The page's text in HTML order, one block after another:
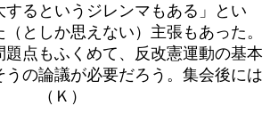
するというジレンマもある」とい
としか思えない）主張もあった。
点もふくめて、反改憲運動の基本
うの論議が必要だろう。集会後には
（Ｋ）